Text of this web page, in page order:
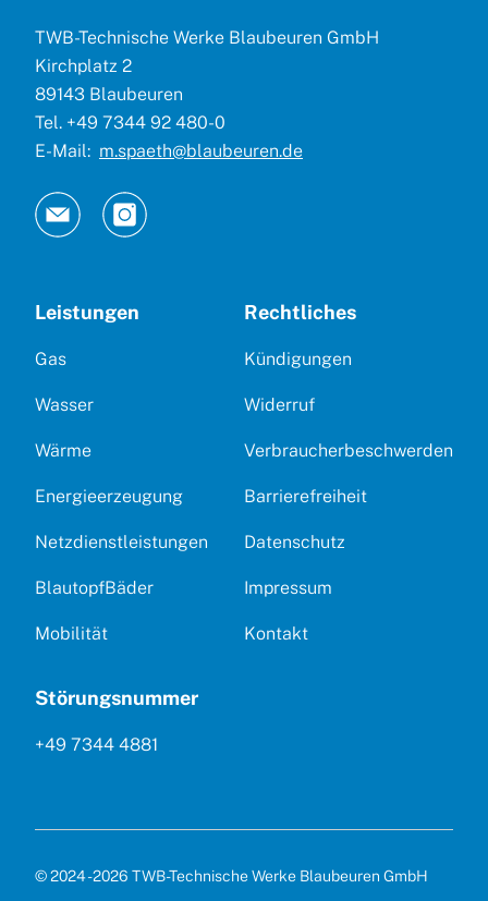
TWB-Technische Werke Blaubeuren GmbH
Kirchplatz 2
89143 Blaubeuren
Tel. +49 7344 92 480-0
E-Mail: m.spaeth@blaubeuren.de
Leistungen
Gas
Wasser
Wärme
Energieerzeugung
Netzdienstleistungen
BlautopfBäder
Mobilität
Rechtliches
Kündigungen
Widerruf
Verbraucherbeschwerden
Barrierefreiheit
Datenschutz
Impressum
Kontakt
Störungsnummer
+49 7344 4881
© 2024 - 2026 TWB-Technische Werke Blaubeuren GmbH